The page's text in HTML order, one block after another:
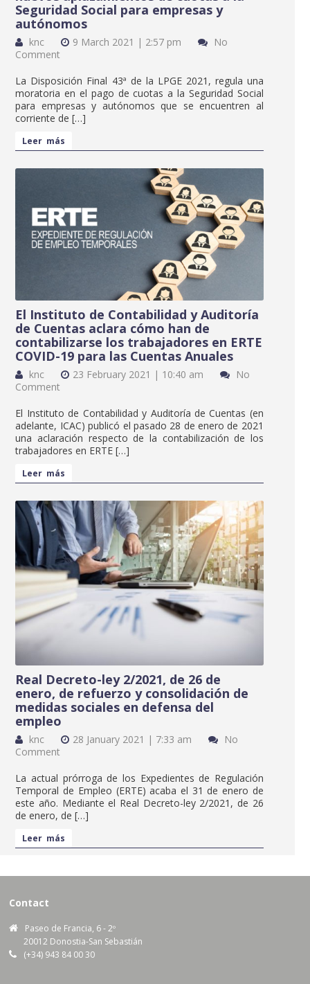
Seguridad Social para empresas y
autónomos
knc 9 March 2021 | 2:57 pm
No
Comment
La Disposición Final 43ª de la LPGE 2021, regula una
moratoria en el pago de cuotas a la Seguridad Social
para empresas y autónomos que se encuentren al
corriente de […]
Leer más
El Instituto de Contabilidad y Auditoría
de Cuentas aclara cómo han de
contabilizarse los trabajadores en ERTE
COVID-19 para las Cuentas Anuales
knc 23 February 2021 | 10:40 am
No
Comment
El Instituto de Contabilidad y Auditoría de Cuentas (en
adelante, ICAC) publicó el pasado 28 de enero de 2021
una aclaración respecto de la contabilización de los
trabajadores en ERTE […]
Leer más
Real Decreto-ley 2/2021, de 26 de
enero, de refuerzo y consolidación de
medidas sociales en defensa del
empleo
knc 28 January 2021 | 7:33 am
No
Comment
La actual prórroga de los Expedientes de Regulación
Temporal de Empleo (ERTE) acaba el 31 de enero de
este año. Mediante el Real Decreto-ley 2/2021, de 26
de enero, de […]
Leer más
Contact
Paseo de Francia, 6 - 2º
20012 Donostia-San Sebastián
(+34) 943 84 00 30